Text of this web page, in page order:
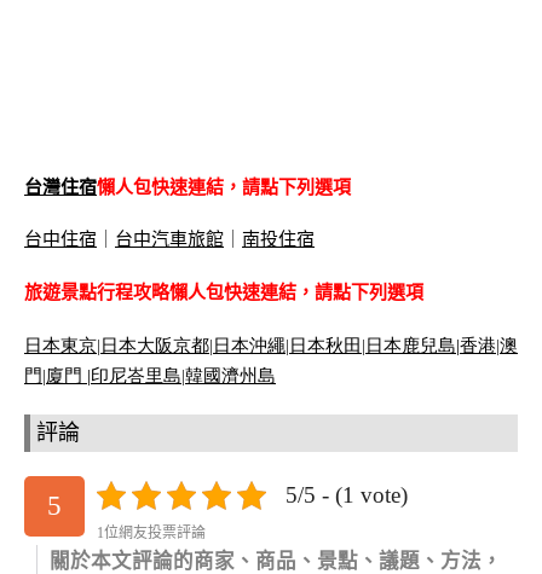
台灣住宿懶人包快速連結，請點下列選項
台中住宿 台中汽車旅館 南投住宿
旅遊景點行程攻略懶人包快速連結，請點下列選項
日本東京| 日本大阪京都| 日本沖繩| 日本秋田 | 日本鹿兒島|香港|澳
門|廈門 |印尼峇里島|韓國濟州島
評論
5 5/5 - (1 vote)
1位網友投票評論
關於本文評論的商家、商品、景點、議題、方法，